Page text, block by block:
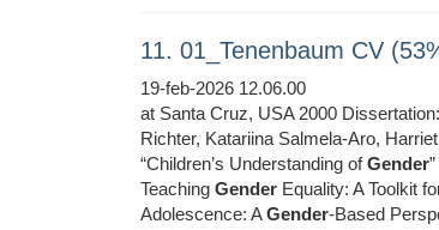
11. 01_Tenenbaum CV
19-feb-2026 12.06.00
at Santa Cruz, USA 2000
Richter, Katariina Salmela-Aro,
“Children’s Understanding ofGender
Teaching Gender Equality: A Toolkit
Adolescence: AGender-Based